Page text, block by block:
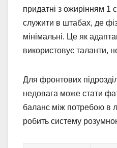
придатні з ожирінням 1
служити в штабах, де
мінімальні. Це як
використовує таланти,
Для фронтових
недовага може стати
баланс між потребою в
робить систему